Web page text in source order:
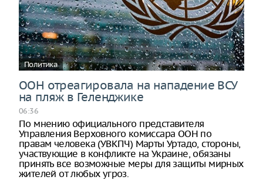
Политика
ООН отреагировала на нападение ВСУ
на пляж в Геленджике
06:36
По мнению официального представителя
Управления Верховного комиссара ООН по
правам человека (УВКПЧ) Марты Уртадо, стороны,
участвующие в конфликте на Украине, обязаны
принять все возможные меры для защиты мирных
жителей от любых угроз.